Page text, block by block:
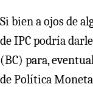
Si bien a ojos de
de IPC podría
(BC) para,
de Política